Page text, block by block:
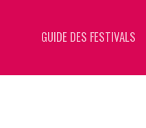
GUIDE DES FESTIVALS